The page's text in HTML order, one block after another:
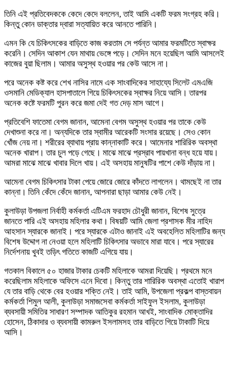
তিনি এই প্রতিবেদককে কেদে কেদে বললেন, তাই আমি একটি ফরম সংগ্রহ করি।
কিন্তু কোন ডাক্তার দ্বারা সত্যায়িত করে আনতে পারিনি।
এমন কি যে চিকিৎসকের বাড়িতে কাজ করতাম সে পর্যন্ত আমার ফরমটিতে স্বাক্ষর
করেনি। সেদিন আকাশ যেন মাথায় ভেঙ্গে পড়ে। সেদিন মনে হয়েছিল আমি আসলেই
কাজের বুয়া ছিলাম। আমার অসুস্থ হওয়ার পর কেউ আসে না।
পরে অনেক কষ্ট করে শেখ নাসির নামে এক সাংবাদিকের সাহায্যে সিলেট এমএজি
ওসমানি মেডিক্যাল হাসপাতালে গিয়ে চিকিৎসকের স্বাক্ষর নিয়ে আসি। তারপর
অনেক কষ্টে ফরমটি পুরন করে জমা দেই গত দেড় মাস আগে।
প্রতিবেশি ফাতেমা বেগম জানান, আমেনা বেগম অসুস্থ হওয়ার পর তাকে কেউ
দেখাশুনা করে না। অন্যদিকে তার স্বামীর আরেকটি সংসার রয়েছে। সেও কোন
খোঁজ নেয় না। শরীরের ব্যাথায় প্রায় কান্নাকাটি করে। আমেনার শারিরিক অবস্থা
অনেক খারাপ। তার চুল পড়ে গেছে। মাঝে মাঝে প্রস্রাব পায়খানা বন্ধ হয়ে যায়।
আমরা মাঝে মাঝে খাবার দিলে খায়। এই অসহায় মানুষটির পাশে কেউ দাঁড়ায় না।
আমেনা বেগম চিকিৎসার টাকা পেয়ে জোরে জোরে কাঁদতে লাগলেন। থামছেই না তার
কান্না। তিনি কেঁদে কেঁদে জানান, আপনারা ছাড়া আমার কেউ নেই।
কুলাউড়া উপজলা নির্বাহী কর্মকর্তা এটিএম ফরহাদ চৌধুরী জানান, বিশেষ সুত্রে
জানতে পারি এই অসহায় মহিলার কথা। বিষয়টি আমি জেলা প্রশাসক মীর নাহিদ
আহসান স্যারকে জানাই। পরে স্যারকে এটাও জানাই এই অবহেলিত মহিলাটির জন্য
বিশেষ উদ্দোগ না নেওয়া হলে মহিলাটি চিকিৎসার অভাবে মারা যাবে। পরে স্যারের
নির্দেশনায় খুবই তড়িৎ গতিতে কাজটি এগিয়ে যায়।
গতকাল বিকালে ৫০ হাজার টাকার চেকটি মহিলাকে আমরা দিয়েছি। প্রথমে মনে
করেছিলাম মহিলাকে অফিসে এনে দিবো। কিন্তু তার শারিরিক অবস্থা এতোই খারাপ
যে তার বাড়ি থেকে বের হওয়ার শক্তি নেই। তাই আমি, উপজেলা প্রকল্প বাস্তবায়ন
কর্মকর্তা শিমুল আলী, কুলাউড়া সমাজসেবা কর্মকর্তা সাইফুল ইসলাম, কুলাউড়া
ব্যবসায়ী সমিতির সাধারণ সম্পাদক আতিকুর রহমান আখই, সাংবাদিক মোক্তাদির
হোসেন, ঠিকাদার ও ব্যবসায়ী কামরুল ইসলামসহ তার বাড়িতে গিয়ে টাকাটি দিয়ে
আসি।